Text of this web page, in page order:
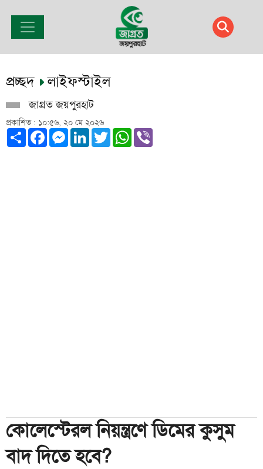
প্রচ্ছদ লাইফস্টাইল
জাগ্রত জয়পুরহাট
প্রকাশিত : ১০:৫৬, ২০ মে ২০২৬
ShareFacebook
Messenger
LinkedIn
TwitterWhatsApp
কোলেস্টেরল নিয়ন্ত্রণে ডিমের কুসুম
বাদ দিতে হবে?